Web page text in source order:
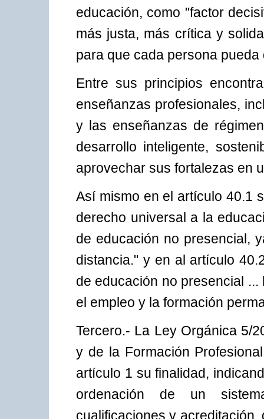
educación, como "factor
más justa, más crítica y
para que cada persona
Entre sus principios
enseñanzas profesionales,
y las enseñanzas de
desarrollo inteligente,
aprovechar sus fortalezas en
Así mismo en el artículo 40.1
derecho universal a la
de educación no presencial,
distancia." y en al artículo
de educación no presencial
el empleo y la formación
Tercero.- La Ley Orgánica 5/
y de la Formación
artículo 1 su finalidad,
ordenación de un
cualificaciones y